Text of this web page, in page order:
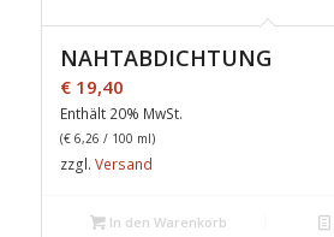
NAHTABDICHTUNG
€19,40
Enthält 20% MwSt.
(€6,26 / 100 ml)
zzgl. Versand
In den Warenkorb